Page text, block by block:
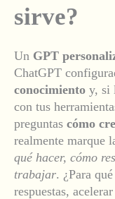
sirve?
Un GPT
ChatGPT
conocimiento y, si
con tus
preguntas cómo
realmente marque
qué hacer, cómo
trabajar. ¿Para
respuestas,